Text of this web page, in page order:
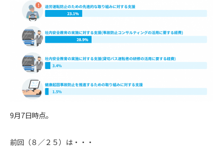
9月7日時点。
前回（８／２５）は・・・